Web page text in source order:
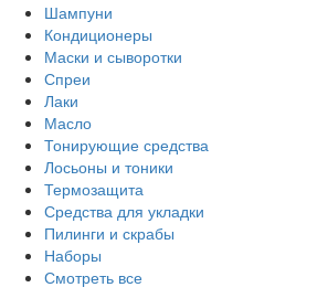
Шампуни
Кондиционеры
Маски и сыворотки
Спреи
Лаки
Масло
Тонирующие средства
Лосьоны и тоники
Термозащита
Средства для укладки
Пилинги и скрабы
Наборы
Смотреть все